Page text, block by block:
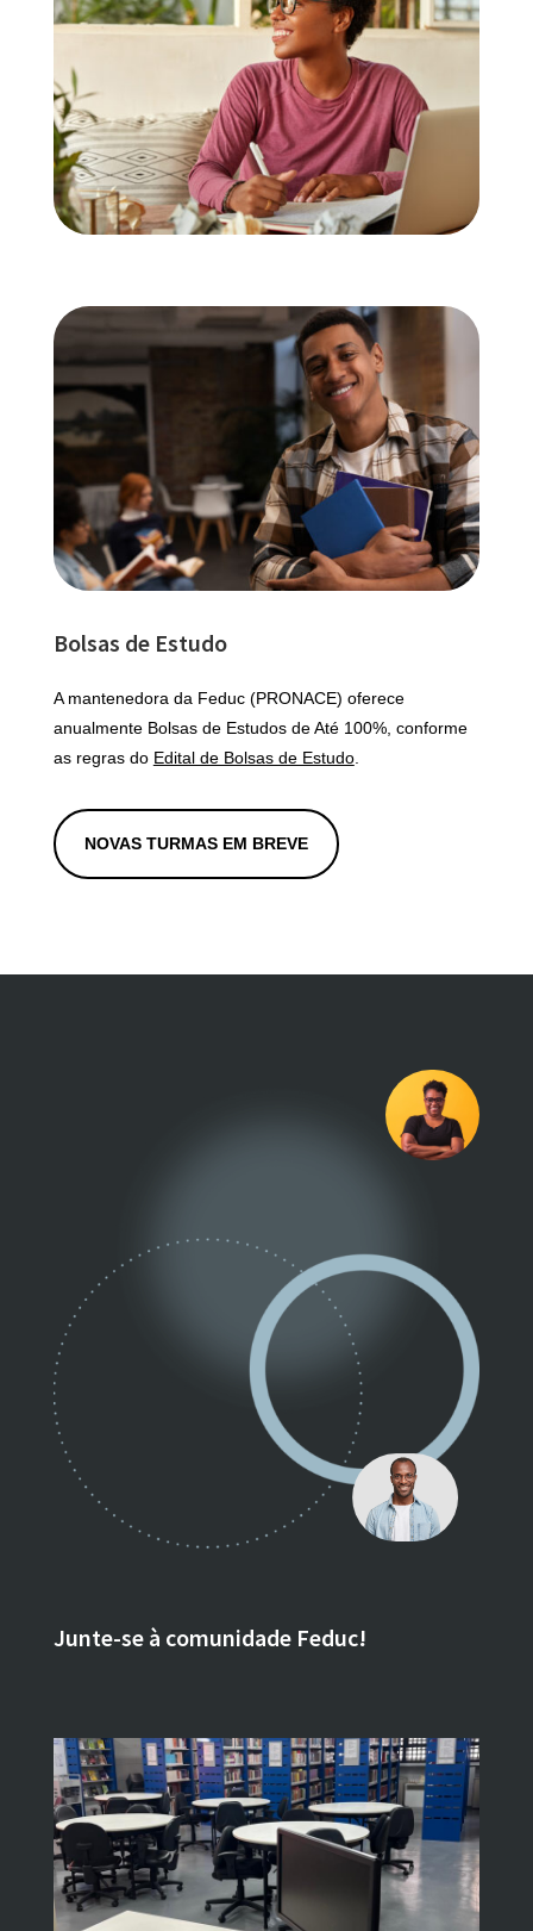
Bolsas de Estudo
A mantenedora da Feduc (PRONACE) oferece
anualmente Bolsas de Estudos de Até 100%, conforme
as regras do Edital de Bolsas de Estudo.
NOVAS TURMAS EM BREVE
Junte-se à comunidade Feduc!